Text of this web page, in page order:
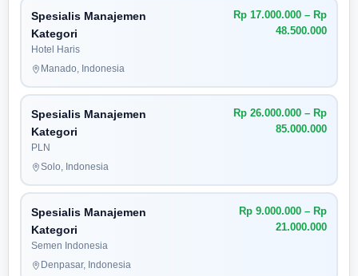
Spesialis Manajemen
Kategori
Hotel Haris
Rp 17.000.000 – Rp
48.500.000
Manado, Indonesia
Spesialis Manajemen
Kategori
PLN
Rp 26.000.000 – Rp
85.000.000
Solo, Indonesia
Spesialis Manajemen
Kategori
Semen Indonesia
Rp 9.000.000 – Rp
21.000.000
Denpasar, Indonesia